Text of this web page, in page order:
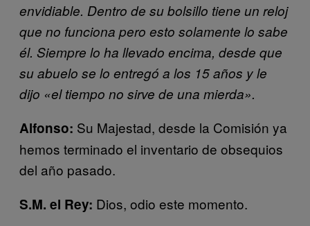
envidiable. Dentro de su bolsillo tiene un reloj
que no funciona pero esto solamente lo sabe
él. Siempre lo ha llevado encima, desde que
su abuelo se lo entregó a los 15 años y le
dijo «el tiempo no sirve de una mierda».
Alfonso: Su Majestad, desde la Comisión ya
hemos terminado el inventario de obsequios
del año pasado.
S.M. el Rey: Dios, odio este momento.